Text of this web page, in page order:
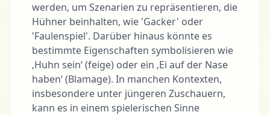
werden, um Szenarien zu repräsentieren, die
Hühner beinhalten, wie 'Gacker' oder
'Faulenspiel'. Darüber hinaus könnte es
bestimmte Eigenschaften symbolisieren wie
‚Huhn sein‘ (feige) oder ein ‚Ei auf der Nase
haben‘ (Blamage). In manchen Kontexten,
insbesondere unter jüngeren Zuschauern,
kann es in einem spielerischen Sinne